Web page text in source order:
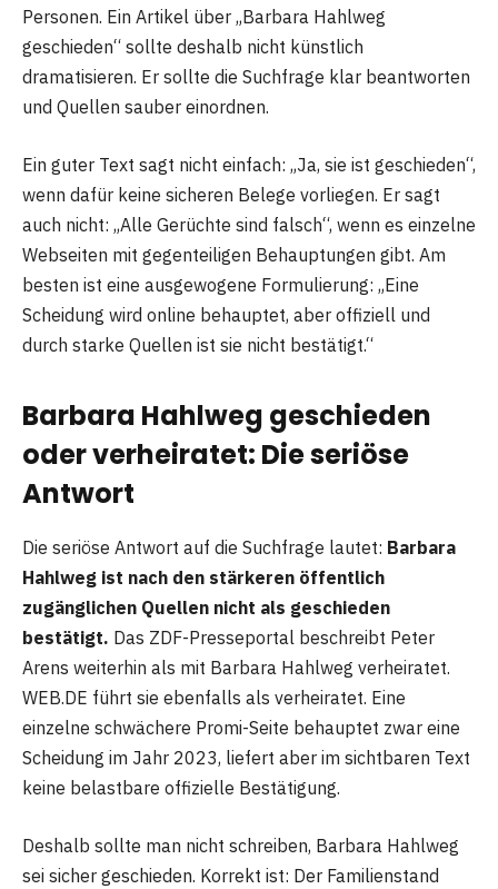
Personen. Ein Artikel über „Barbara Hahlweg
geschieden“ sollte deshalb nicht künstlich
dramatisieren. Er sollte die Suchfrage klar beantworten
und Quellen sauber einordnen.
Ein guter Text sagt nicht einfach: „Ja, sie ist geschieden“,
wenn dafür keine sicheren Belege vorliegen. Er sagt
auch nicht: „Alle Gerüchte sind falsch“, wenn es einzelne
Webseiten mit gegenteiligen Behauptungen gibt. Am
besten ist eine ausgewogene Formulierung: „Eine
Scheidung wird online behauptet, aber offiziell und
durch starke Quellen ist sie nicht bestätigt.“
Barbara Hahlweg geschieden
oder verheiratet: Die seriöse
Antwort
Die seriöse Antwort auf die Suchfrage lautet: Barbara
Hahlweg ist nach den stärkeren öffentlich
zugänglichen Quellen nicht als geschieden
bestätigt. Das ZDF-Presseportal beschreibt Peter
Arens weiterhin als mit Barbara Hahlweg verheiratet.
WEB.DE führt sie ebenfalls als verheiratet. Eine
einzelne schwächere Promi-Seite behauptet zwar eine
Scheidung im Jahr 2023, liefert aber im sichtbaren Text
keine belastbare offizielle Bestätigung.
Deshalb sollte man nicht schreiben, Barbara Hahlweg
sei sicher geschieden. Korrekt ist: Der Familienstand